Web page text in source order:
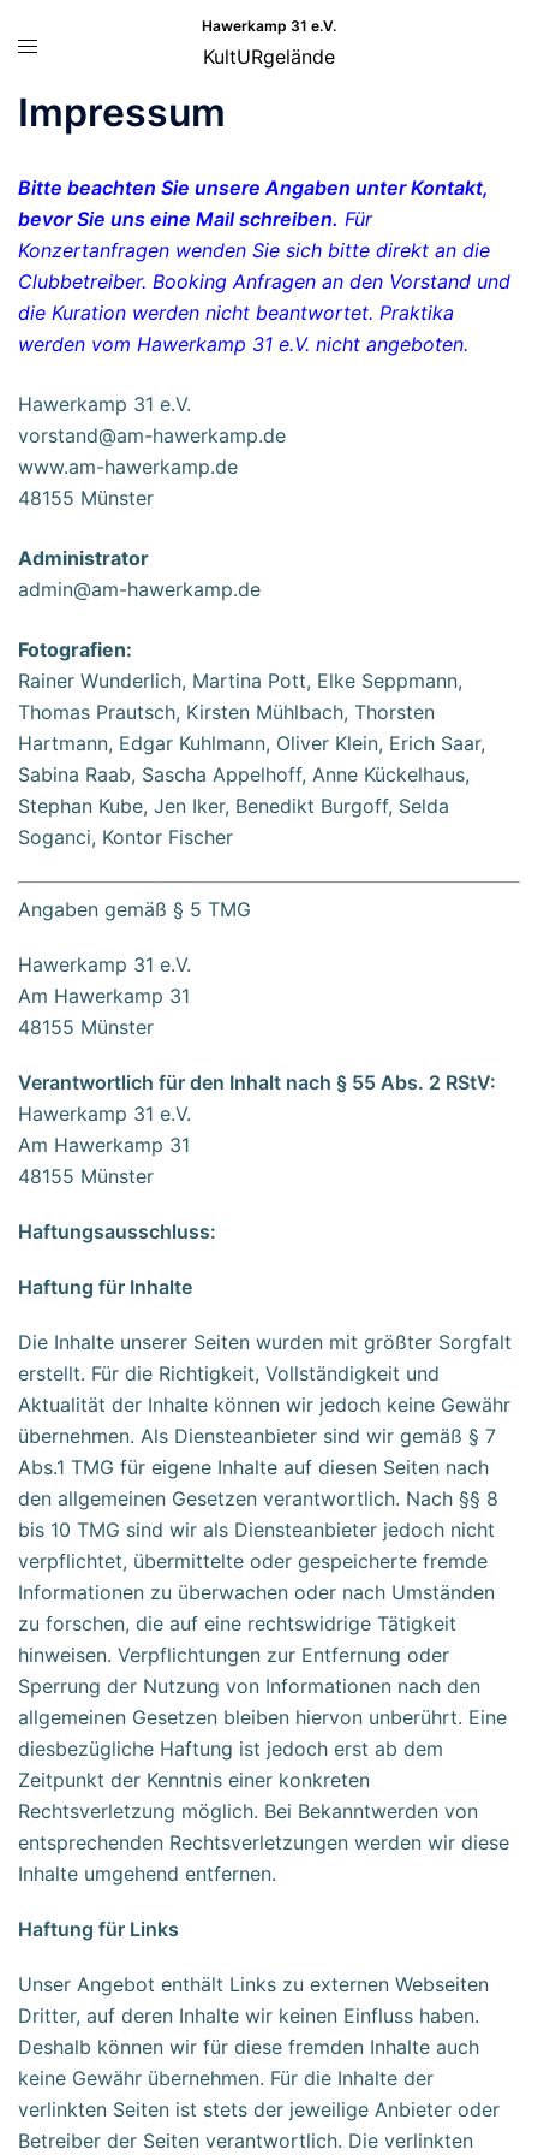
InhaltMenü
Hawerkamp 31 e.V.
KultURgelände
Impressum
Bitte beachten Sie unsere Angaben unterKontakt,
bevor Sie uns eine Mail schreiben. Für
Konzertanfragen wenden Sie sich bitte direkt an die
Clubbetreiber. Booking Anfragen an den Vorstand und
die Kuration werden nicht beantwortet. Praktika
werden vom Hawerkamp 31 e.V. nicht angeboten.
Hawerkamp 31 e.V.
vorstand@am-hawerkamp.de
www.am-hawerkamp.de
48155 Münster
Administrator
admin@am-hawerkamp.de
Fotografien:
Rainer Wunderlich, Martina Pott, Elke Seppmann,
Thomas Prautsch, Kirsten Mühlbach, Thorsten
Hartmann, Edgar Kuhlmann, Oliver Klein, Erich Saar,
Sabina Raab, Sascha Appelhoff, Anne Kückelhaus,
Stephan Kube, Jen Iker, Benedikt Burgoff, Selda
Soganci, Kontor Fischer
Angaben gemäß § 5 TMG
Hawerkamp 31 e.V.
Am Hawerkamp 31
48155 Münster
Verantwortlich für den Inhalt nach § 55 Abs. 2 RStV:
Hawerkamp 31 e.V.
Am Hawerkamp 31
48155 Münster
Haftungsausschluss:
Haftung für Inhalte
Die Inhalte unserer Seiten wurden mit größter Sorgfalt
erstellt. Für die Richtigkeit, Vollständigkeit und
Aktualität der Inhalte können wir jedoch keine Gewähr
übernehmen. Als Diensteanbieter sind wir gemäß § 7
Abs.1 TMG für eigene Inhalte auf diesen Seiten nach
den allgemeinen Gesetzen verantwortlich. Nach §§ 8
bis 10 TMG sind wir als Diensteanbieter jedoch nicht
verpflichtet, übermittelte oder gespeicherte fremde
Informationen zu überwachen oder nach Umständen
zu forschen, die auf eine rechtswidrige Tätigkeit
hinweisen. Verpflichtungen zur Entfernung oder
Sperrung der Nutzung von Informationen nach den
allgemeinen Gesetzen bleiben hiervon unberührt. Eine
diesbezügliche Haftung ist jedoch erst ab dem
Zeitpunkt der Kenntnis einer konkreten
Rechtsverletzung möglich. Bei Bekanntwerden von
entsprechenden Rechtsverletzungen werden wir diese
Inhalte umgehend entfernen.
Haftung für Links
Unser Angebot enthält Links zu externen Webseiten
Dritter, auf deren Inhalte wir keinen Einfluss haben.
Deshalb können wir für diese fremden Inhalte auch
keine Gewähr übernehmen. Für die Inhalte der
verlinkten Seiten ist stets der jeweilige Anbieter oder
Betreiber der Seiten verantwortlich. Die verlinkten